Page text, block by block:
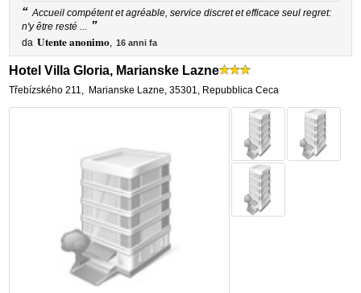
“ Accueil compétent et agréable, service discret et efficace seul regret:
n'y être resté ... ”
da Utente anonimo, 16 anni fa
Hotel Villa Gloria, Marianske Lazne
Třebízského 211, Marianske Lazne,35301, Repubblica Ceca